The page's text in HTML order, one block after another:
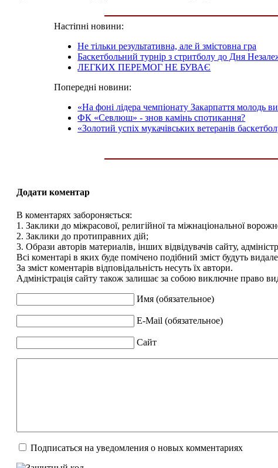
Настіпні новини:
Не тільки результативна, але й змістовна гра
Баскетбольний турнір з стритболу до Дня
ЛЕГКИХ ПЕРЕМОГ НЕ БУВАЄ
Попередні новини:
«На фоні лідера чемпіонату Закарпаття молодь
ФК «Севлюш» - знов камінь спотикання?
«Золотий успіх мукачівських ветеранів
Додати коментар
В коментарях забороняється:
1. Заклики до міжрасової, религійної та міжнаціональної
2. Заклики до протиправних дій;
3. Образи авторів материалів, інших відвідувачів сайту,
Всі коментарі в яких буде помічено подібний зміст будуть
За зміст коментарів відповідальність несуть їх автори.
Адміністрація сайту також залишає за собою виключне право
Имя (обязательное)
E-Mail (обязательное)
Сайт
Подписаться на уведомления о новых комментариях